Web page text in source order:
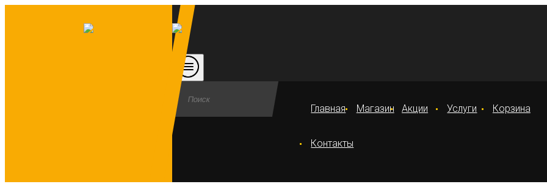
Главная Магазин Акции Услуги Корзина
Контакты